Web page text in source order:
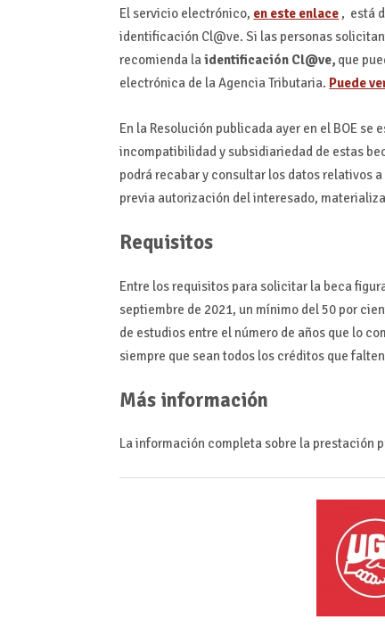
El servicio electrónico, en este enlace , está
identificación Cl@ve. Si las personas
recomienda laidentificación Cl@ve, que
electrónica de la Agencia Tributaria. Puede
En la Resolución publicada ayer en el BOE
incompatibilidad y subsidiariedad de estas
podrá recabar y consultar los datos relativos
previa autorización del interesado,
Requisitos
Entre los requisitos para solicitar la beca
septiembre de 2021, un mínimo del 50 por
de estudios entre el número de años que lo
siempre que sean todos los créditos que
Más información
La información completa sobre la prestación